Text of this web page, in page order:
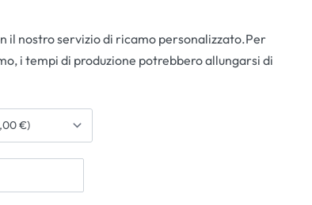
il nostro servizio di ricamo personalizzato.Per
i tempi di produzione potrebbero allungarsi di